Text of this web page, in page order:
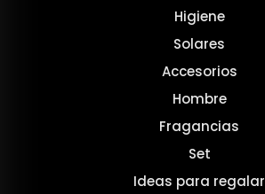
Higiene
Solares
Accesorios
Hombre
Fragancias
Set
Ideas para regalar